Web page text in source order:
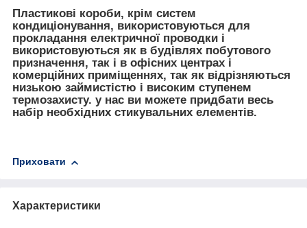
Пластикові короби, крім систем
кондиціонування, використовуються для
прокладання електричної проводки і
використовуються як в будівлях побутового
призначення, так і в офісних центрах і
комерційних приміщеннях, так як відрізняються
низькою займистістю і високим ступенем
термозахисту. у нас ви можете придбати весь
набір необхідних стикувальних елементів.
Приховати
Характеристики